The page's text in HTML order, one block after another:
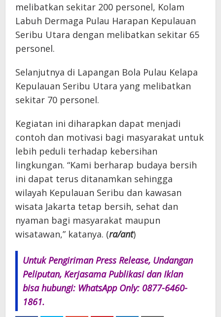
melibatkan sekitar 200 personel, Kolam
Labuh Dermaga Pulau Harapan Kepulauan
Seribu Utara dengan melibatkan sekitar 65
personel.
Selanjutnya di Lapangan Bola Pulau Kelapa
Kepulauan Seribu Utara yang melibatkan
sekitar 70 personel.
Kegiatan ini diharapkan dapat menjadi
contoh dan motivasi bagi masyarakat untuk
lebih peduli terhadap kebersihan
lingkungan. “Kami berharap budaya bersih
ini dapat terus ditanamkan sehingga
wilayah Kepulauan Seribu dan kawasan
wisata Jakarta tetap bersih, sehat dan
nyaman bagi masyarakat maupun
wisatawan,” katanya. (ra/ant)
Untuk Pengiriman Press Release, Undangan
Peliputan, Kerjasama Publikasi dan Iklan
bisa hubungi: WhatsApp Only: 0877-6460-
1861.